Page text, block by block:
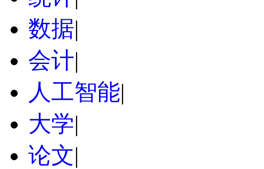
数据|
会计|
人工智能|
大学|
论文|